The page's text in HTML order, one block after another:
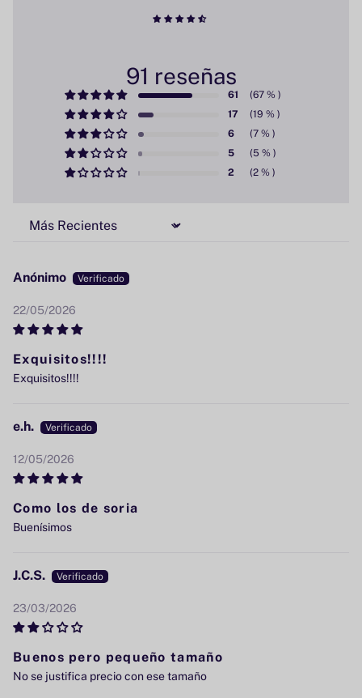
91 reseñas
61
17
6
5
2
Sort by
22/05/2026
Anónimo
Exquisitos!!!!
Exquisitos!!!!
12/05/2026
e.h.
Como los de soria
Buenísimos
23/03/2026
J.C.S.
Buenos pero pequeño tamaño
No se justifica precio con ese tamaño